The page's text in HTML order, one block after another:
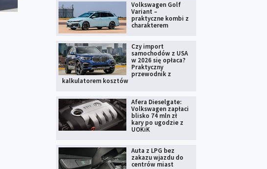
Volkswagen Golf
Variant –
praktyczne kombi z
charakterem
Czy import
samochodów z USA
w 2026 się opłaca?
Praktyczny
przewodnik z
kalkulatorem kosztów
Afera Dieselgate:
Volkswagen zapłaci
blisko 74 mln zł
kary po ugodzie z
UOKiK
Auta z LPG bez
zakazu wjazdu do
centrów miast